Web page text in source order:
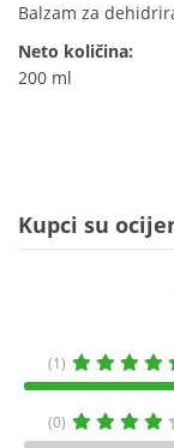
Balzam za
Neto količina:
200 ml
Kupci su
(1)
(0)